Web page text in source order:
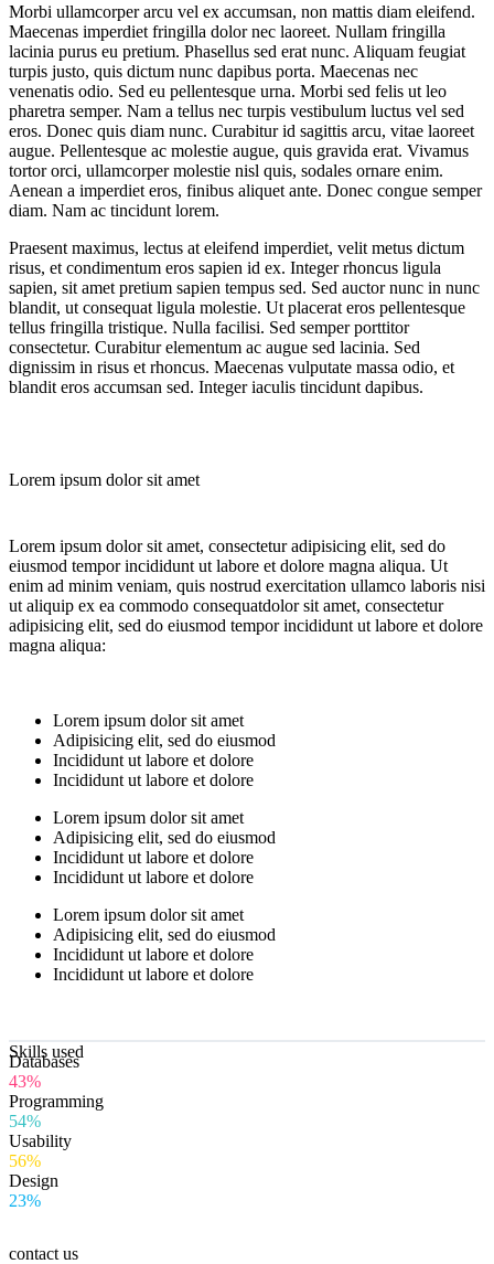
Morbi ullamcorper arcu vel ex accumsan, non mattis diam eleifend.
Maecenas imperdiet fringilla dolor nec laoreet. Nullam fringilla
lacinia purus eu pretium. Phasellus sed erat nunc. Aliquam feugiat
turpis justo, quis dictum nunc dapibus porta. Maecenas nec
venenatis odio. Sed eu pellentesque urna. Morbi sed felis ut leo
pharetra semper. Nam a tellus nec turpis vestibulum luctus vel sed
eros. Donec quis diam nunc. Curabitur id sagittis arcu, vitae laoreet
augue. Pellentesque ac molestie augue, quis gravida erat. Vivamus
tortor orci, ullamcorper molestie nisl quis, sodales ornare enim.
Aenean a imperdiet eros, finibus aliquet ante. Donec congue semper
diam. Nam ac tincidunt lorem.
Praesent maximus, lectus at eleifend imperdiet, velit metus dictum
risus, et condimentum eros sapien id ex. Integer rhoncus ligula
sapien, sit amet pretium sapien tempus sed. Sed auctor nunc in nunc
blandit, ut consequat ligula molestie. Ut placerat eros pellentesque
tellus fringilla tristique. Nulla facilisi. Sed semper porttitor
consectetur. Curabitur elementum ac augue sed lacinia. Sed
dignissim in risus et rhoncus. Maecenas vulputate massa odio, et
blandit eros accumsan sed. Integer iaculis tincidunt dapibus.
Lorem ipsum dolor sit amet
Lorem ipsum dolor sit amet, consectetur adipisicing elit, sed do
eiusmod tempor incididunt ut labore et dolore magna aliqua. Ut
enim ad minim veniam, quis nostrud exercitation ullamco laboris nisi
ut aliquip ex ea commodo consequatdolor sit amet, consectetur
adipisicing elit, sed do eiusmod tempor incididunt ut labore et dolore
magna aliqua:
Lorem ipsum dolor sit amet
Adipisicing elit, sed do eiusmod
Incididunt ut labore et dolore
Incididunt ut labore et dolore
Lorem ipsum dolor sit amet
Adipisicing elit, sed do eiusmod
Incididunt ut labore et dolore
Incididunt ut labore et dolore
Lorem ipsum dolor sit amet
Adipisicing elit, sed do eiusmod
Incididunt ut labore et dolore
Incididunt ut labore et dolore
Skills used
Databases
43%
Programming
54%
Usability
56%
Design
23%
contact us